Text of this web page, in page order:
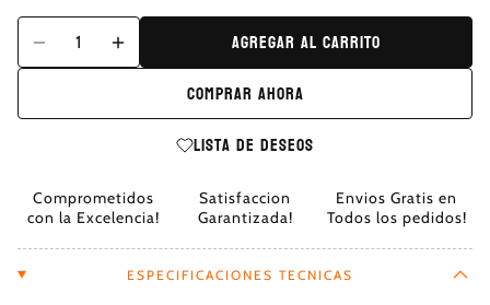
Agregar al carrito
Comprar ahora
Lista de deseos
Comprometidos
con la Excelencia!
Satisfaccion
Garantizada!
Envios Gratis en
Todos los pedidos!
ESPECIFICACIONES TECNICAS